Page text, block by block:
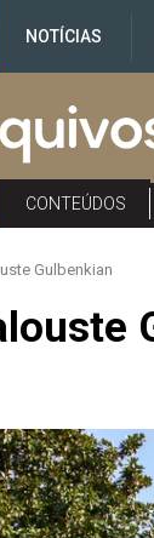
NOTÍCIAS
CONTEÚDOS
Gulbenkian